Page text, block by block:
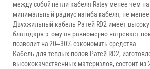
между собой петли кабеля Ratey менее чем
минимальный радиус изгиба кабеля, не менее
Двухжильный кабель Ратей RD2 имеет
благодаря этому он равномерно нагревает
позволит на 20–30% сэкономить средства.
Кабель для теплых полов Ратей RD2,
высококачественных материалов, состоит из